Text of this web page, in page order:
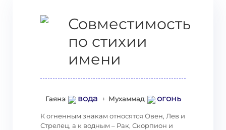
Совместимость
по стихии
имени
Гаянэ: вода+ Мухаммад: огонь
К огненным знакам относятся Овен, Лев и
Стрелец, а к водным – Рак, Скорпион и